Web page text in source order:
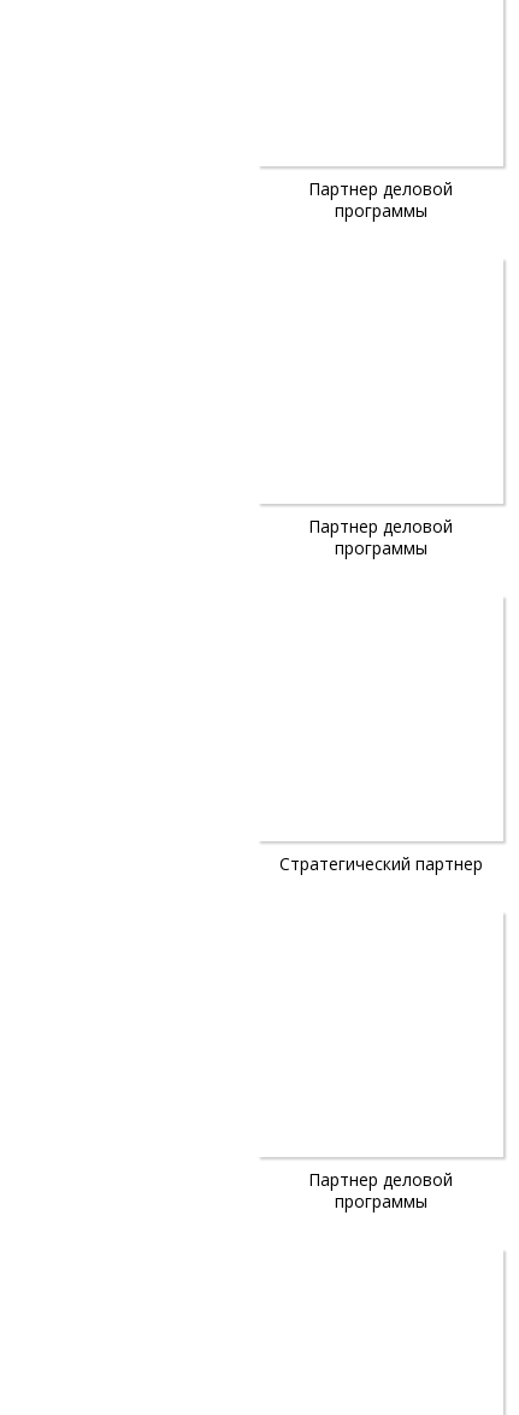
Партнер деловой
программы
Партнер деловой
программы
Стратегический партнер
Партнер деловой
программы